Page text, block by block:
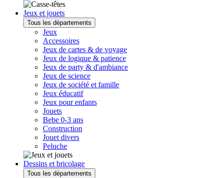
Jeux et jouets
Tous les départements
Jeux
Accessoires
Jeux de cartes & de voyage
Jeux de logique & patience
Jeux de party & d'ambiance
Jeux de science
Jeux de société et famille
Jeux éducatif
Jeux pour enfants
Jouets
Bebe 0-3 ans
Construction
Jouet divers
Peluche
Dessins et bricolage
Tous les départements